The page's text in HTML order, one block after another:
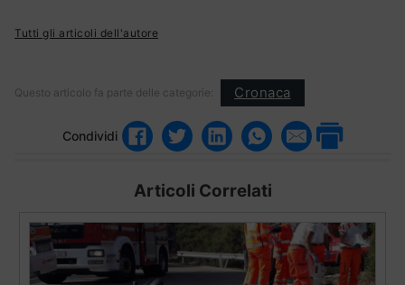
Tutti gli articoli dell'autore
Questo articolo fa parte delle categorie: Cronaca
Condividi
Articoli Correlati